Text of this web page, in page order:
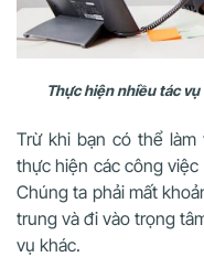
Thực hiện nhiều tác
Trừ khi bạn có thể
thực hiện các công
Chúng ta phải mất
trung và đi vào trọng
vụ khác.